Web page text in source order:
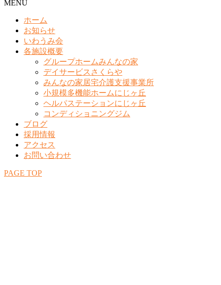
MENU
ホーム
お知らせ
いわうみ会
各施設概要
グループホームみんなの家
デイサービスさくらや
みんなの家居宅介護支援事業所
小規模多機能ホームにじヶ丘
ヘルパステーションにじヶ丘
コンディショニングジム
ブログ
採用情報
アクセス
お問い合わせ
PAGE TOP